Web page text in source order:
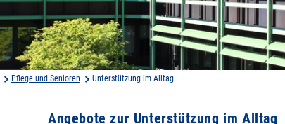
Pflege und Senioren Unterstützung im Alltag
Angebote zur Unterstützung im Alltag